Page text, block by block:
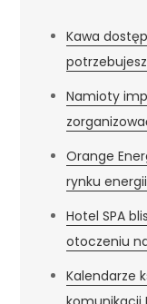
Kawa
potrzebujesz
Namioty
Orange
rynku energii
Hotel SPA
otoczeniu
Kalendarze